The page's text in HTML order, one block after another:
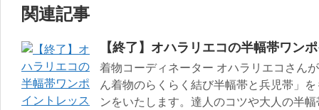
関連記事
【終了】オハラリエコの半幅帯ワン
着物コーディネーター オハラリエコさん
ん着物のらくらく結び半幅帯と兵児帯」
ンをいたします。達人のコツや大人の半